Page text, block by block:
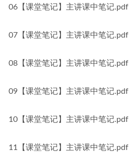
06【课堂笔记】主讲课中笔记.pdf
07【课堂笔记】主讲课中笔记.pdf
08【课堂笔记】主讲课中笔记.pdf
09【课堂笔记】主讲课中笔记.pdf
10【课堂笔记】主讲课中笔记.pdf
11【课堂笔记】主讲课中笔记.pdf